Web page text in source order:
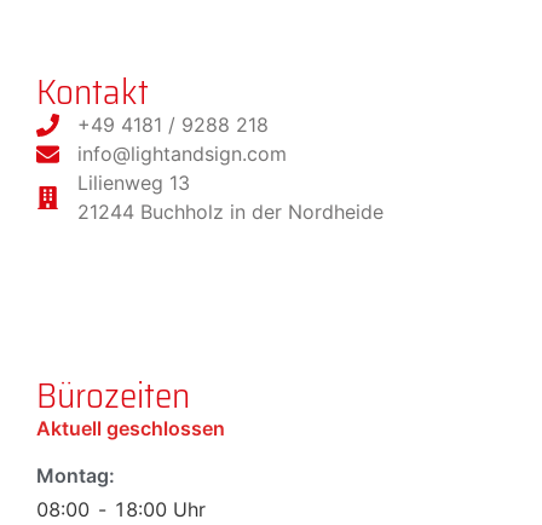
Kontakt
+49 4181 / 9288 218
info@lightandsign.com
Lilienweg 13
21244 Buchholz in der Nordheide
Bürozeiten
Aktuell geschlossen
Montag:
08:00 - 18:00 Uhr